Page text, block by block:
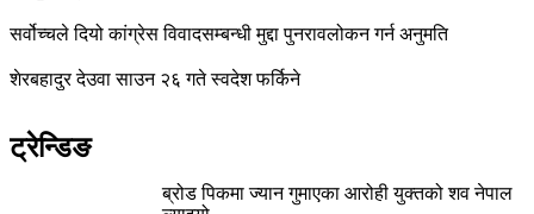
सर्वोच्चले दियो कांग्रेस विवादसम्बन्धी मुद्दा पुनरावलोकन गर्न अनुमति
शेरबहादुर देउवा साउन २६ गते स्वदेश फर्किने
ट्रेन्डिङ
ब्रोड पिकमा ज्यान गुमाएका आरोही युक्तको शव नेपाल